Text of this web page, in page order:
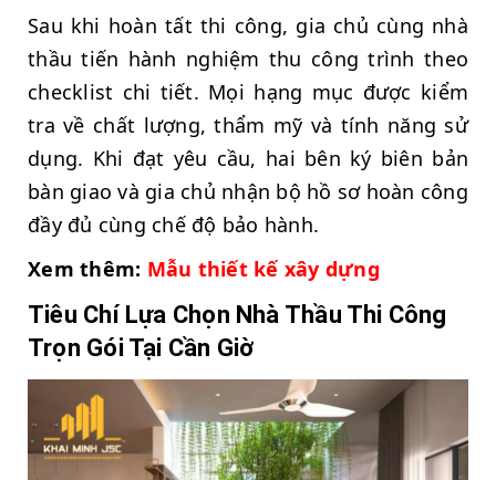
Sau khi hoàn tất thi công, gia chủ cùng nhà
thầu tiến hành nghiệm thu công trình theo
checklist chi tiết. Mọi hạng mục được kiểm
tra về chất lượng, thẩm mỹ và tính năng sử
dụng. Khi đạt yêu cầu, hai bên ký biên bản
bàn giao và gia chủ nhận bộ hồ sơ hoàn công
đầy đủ cùng chế độ bảo hành.
Xem thêm: Mẫu thiết kế xây dựng
Tiêu Chí Lựa Chọn Nhà Thầu Thi Công
Trọn Gói Tại Cần Giờ